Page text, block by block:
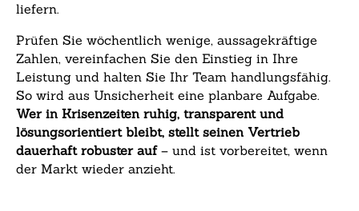
liefern.
Prüfen Sie wöchentlich wenige, aussagekräftige
Zahlen, vereinfachen Sie den Einstieg in Ihre
Leistung und halten Sie Ihr Team handlungsfähig.
So wird aus Unsicherheit eine planbare Aufgabe.
Wer in Krisenzeiten ruhig, transparent und
lösungsorientiert bleibt, stellt seinen Vertrieb
dauerhaft robuster auf– und ist vorbereitet, wenn
der Markt wieder anzieht.